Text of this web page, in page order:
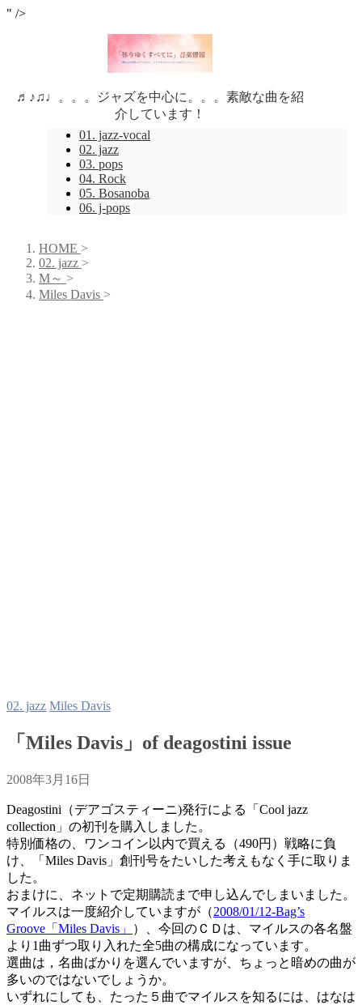
" />
♬♪♫♩。。。ジャズを中心に。。。素敵な曲を紹
介しています！
01. jazz-vocal
02. jazz
03. pops
04. Rock
05. Bosanoba
06. j-pops
HOME >
02. jazz >
M～ >
Miles Davis >
02. jazz Miles Davis
「Miles Davis」of deagostini issue
2008年3月16日
Deagostini（デアゴスティーニ)発行による「Cool jazz
collection」の初刊を購入しました。
特別価格の、ワンコイン以内で買える（490円）戦略に負
け、「Miles Davis」創刊号をたいした考えもなく手に取りま
した。
おまけに、ネットで定期購読まで申し込んでしまいました。
マイルスは一度紹介していますが（2008/01/12-Bag’s
Groove「Miles Davis」
）、今回のＣＤは、マイルスの各名盤
より1曲ずつ取り入れた全5曲の構成になっています。
選曲は，名曲ばかりを選んでいますが、ちょっと暗めの曲が
多いのではないでしょうか。
いずれにしても、たった５曲でマイルスを知るには、はなは